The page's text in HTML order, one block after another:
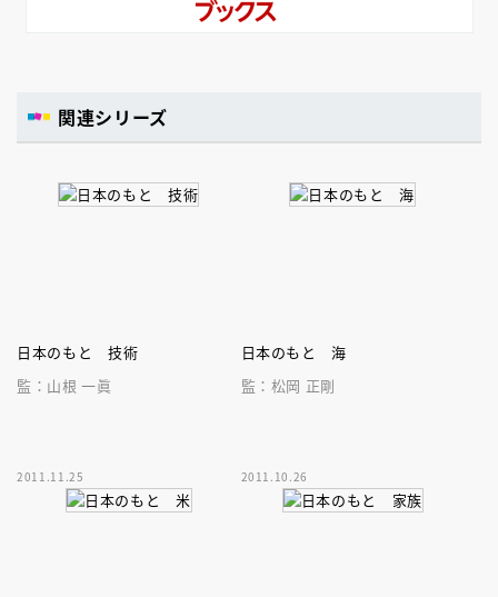
関連シリーズ
日本のもと 技術
監：山根 一眞
2011.11.25
日本のもと 海
監：松岡 正剛
2011.10.26